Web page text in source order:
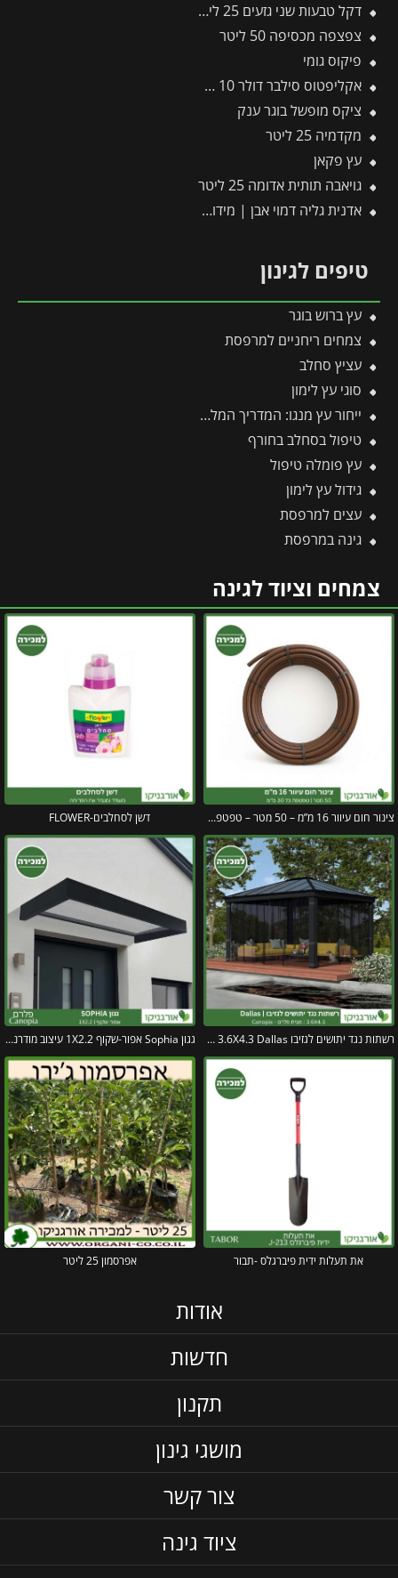
דקל טבעות שני גזעים 25 ליטר
צפצפה מכסיפה 50 ליטר
פיקוס גומי
אקליפטוס סילבר דולר 10 ליטר
ציקס מופשל בוגר ענק
מקדמיה 25 ליטר
עץ פקאן
גויאבה תותית אדומה 25 ליטר
אדנית גליה דמוי אבן | מידות 78x30x29 ס״מ | חול
טיפים לגינון
עץ ברוש בוגר
צמחים ריחניים למרפסת
עציץ סחלב
סוגי עץ לימון
ייחור עץ מנגו: המדריך המלא לריבוי וכל הסיבות למה עדיף לוותר על זה
טיפול בסחלב בחורף
עץ פומלה טיפול
גידול עץ לימון
עצים למרפסת
גינה במרפסת
צמחים וציוד לגינה
צינור חום עיוור 16 מ”מ – 50 מטר – טפטפת כל 30 ס"מ דשן לסחלבים-FLOWER
רשתות נגד יתושים לגזיבו 3.6X4.3 Dallas מבית פלרם – Canopia גגון Sophia אפור-שקוף 1X2.2 עיצוב מודרני מבית פלרם – Canopia
את תעלות ידית פיברגלס -תבור אפרסמון 25 ליטר
אודות
חדשות
תקנון
מושגי גינון
צור קשר
ציוד גינה